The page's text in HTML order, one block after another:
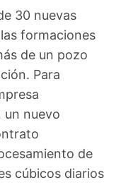
30 nuevas
formaciones
de un pozo
Para
un nuevo
de
cúbicos diarios